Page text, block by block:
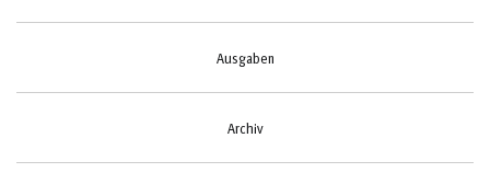
Ausgaben
Archiv